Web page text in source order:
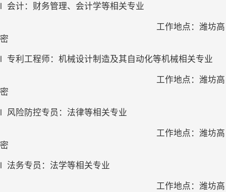
l 会计：财务管理、会计学等相关专业
工作地点：潍坊高
密
l 专利工程师：机械设计制造及其自动化等机械相关专业
工作地点：潍坊高
密
l 风险防控专员：法律等相关专业
工作地点：潍坊高
密
l 法务专员：法学等相关专业
工作地点：潍坊高